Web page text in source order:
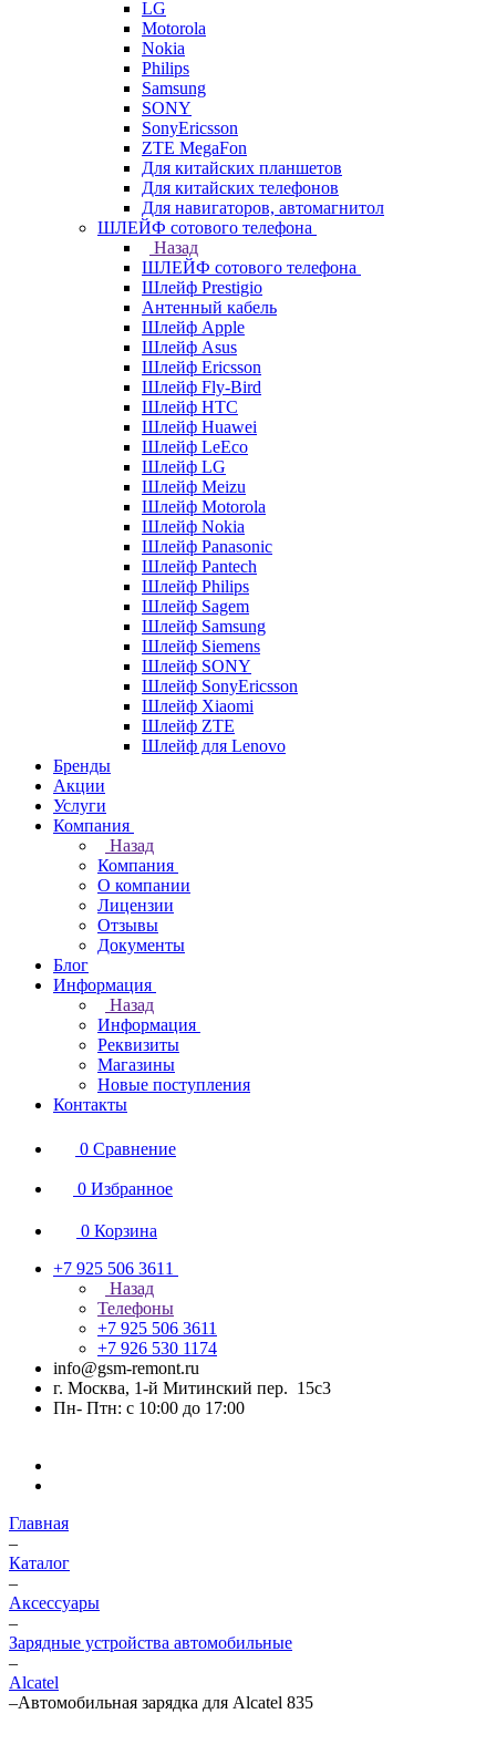
LG
Motorola
Nokia
Philips
Samsung
SONY
SonyEricsson
ZTE MegaFon
Для китайских планшетов
Для китайских телефонов
Для навигаторов, автомагнитол
ШЛЕЙФ сотового телефона
Назад
ШЛЕЙФ сотового телефона
Шлейф Prestigio
Антенный кабель
Шлейф Apple
Шлейф Asus
Шлейф Ericsson
Шлейф Fly-Bird
Шлейф HTC
Шлейф Huawei
Шлейф LeEco
Шлейф LG
Шлейф Meizu
Шлейф Motorola
Шлейф Nokia
Шлейф Panasonic
Шлейф Pantech
Шлейф Philips
Шлейф Sagem
Шлейф Samsung
Шлейф Siemens
Шлейф SONY
Шлейф SonyEricsson
Шлейф Xiaomi
Шлейф ZTE
Шлейф для Lenovo
Бренды
Акции
Услуги
Компания
Назад
Компания
О компании
Лицензии
Отзывы
Документы
Блог
Информация
Назад
Информация
Реквизиты
Магазины
Новые поступления
Контакты
0 Сравнение
0 Избранное
0 Корзина
+7 925 506 3611
Назад
Телефоны
+7 925 506 3611
+7 926 530 1174
info@gsm-remont.ru
г. Москва, 1-й Митинский пер. 15с3
Пн- Птн: с 10:00 до 17:00
Главная
–
Каталог
–
Аксессуары
–
Зарядные устройства автомобильные
–
Alcatel
–Автомобильная зарядка для Alcatel 835